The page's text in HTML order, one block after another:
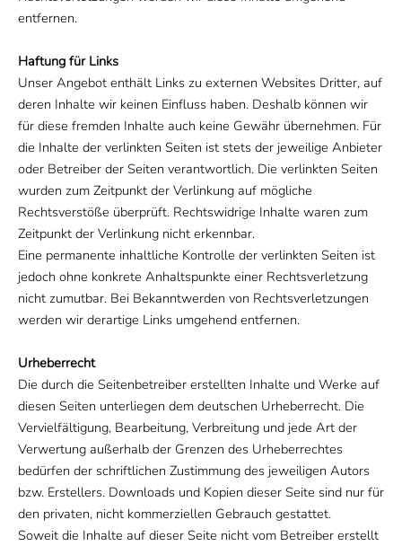
entfernen.
Haftung für Links
Unser Angebot enthält Links zu externen Websites Dritter, auf
deren Inhalte wir keinen Einfluss haben. Deshalb können wir
für diese fremden Inhalte auch keine Gewähr übernehmen. Für
die Inhalte der verlinkten Seiten ist stets der jeweilige Anbieter
oder Betreiber der Seiten verantwortlich. Die verlinkten Seiten
wurden zum Zeitpunkt der Verlinkung auf mögliche
Rechtsverstöße überprüft. Rechtswidrige Inhalte waren zum
Zeitpunkt der Verlinkung nicht erkennbar.
Eine permanente inhaltliche Kontrolle der verlinkten Seiten ist
jedoch ohne konkrete Anhaltspunkte einer Rechtsverletzung
nicht zumutbar. Bei Bekanntwerden von Rechtsverletzungen
werden wir derartige Links umgehend entfernen.
Urheberrecht
Die durch die Seitenbetreiber erstellten Inhalte und Werke auf
diesen Seiten unterliegen dem deutschen Urheberrecht. Die
Vervielfältigung, Bearbeitung, Verbreitung und jede Art der
Verwertung außerhalb der Grenzen des Urheberrechtes
bedürfen der schriftlichen Zustimmung des jeweiligen Autors
bzw. Erstellers. Downloads und Kopien dieser Seite sind nur für
den privaten, nicht kommerziellen Gebrauch gestattet.
Soweit die Inhalte auf dieser Seite nicht vom Betreiber erstellt